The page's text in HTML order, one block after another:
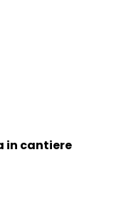
in cantiere